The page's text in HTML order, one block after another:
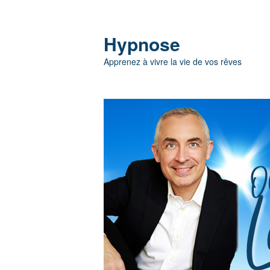
Hypnose
Apprenez à vivre la vie de vos rêves